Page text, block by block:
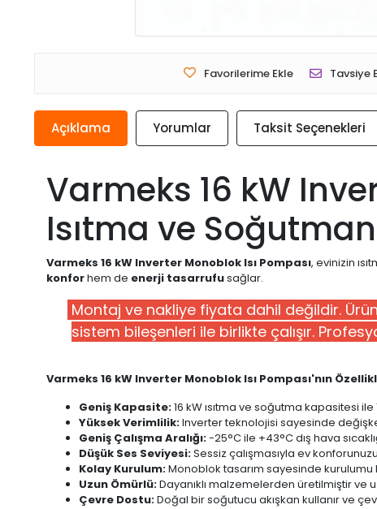
Favorilerime Ekle Tavsiye
Açıklama Yorumlar Taksit Seçenekleri
Varmeks 16 kW
Isıtma ve
Varmeks 16 kW Inverter Monoblok Isı Pompası, evinizin
konforhem de enerji tasarrufusağlar.
Montaj ve nakliye fiyata dahil değildir.
sistem bileşenleri ile birlikte çalışır.
Varmeks 16 kW Inverter Monoblok Isı Pompası'nın
Geniş Kapasite:16 kW ısıtma ve soğutma kapasitesi
Yüksek Verimlilik:Inverter teknolojisi sayesinde
Geniş Çalışma Aralığı:-25°C ile +43°C dış hava
Düşük Ses Seviyesi:Sessiz çalışmasıyla ev
Kolay Kurulum:Monoblok tasarım sayesinde kurulumu
Uzun Ömürlü:Dayanıklı malzemelerden üretilmiştir ve
Çevre Dostu:Doğal bir soğutucu akışkan kullanır ve